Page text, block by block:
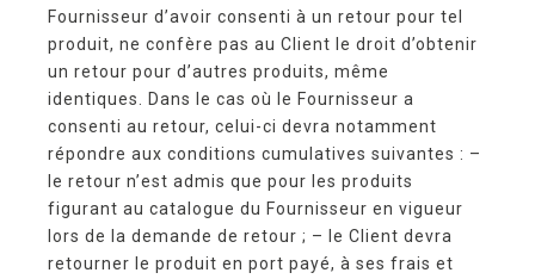
Fournisseur d’avoir consenti à un retour pour tel
produit, ne confère pas au Client le droit d’obtenir
un retour pour d’autres produits, même
identiques. Dans le cas où le Fournisseur a
consenti au retour, celui-ci devra notamment
répondre aux conditions cumulatives suivantes : –
le retour n’est admis que pour les produits
figurant au catalogue du Fournisseur en vigueur
lors de la demande de retour ; – le Client devra
retourner le produit en port payé, à ses frais et